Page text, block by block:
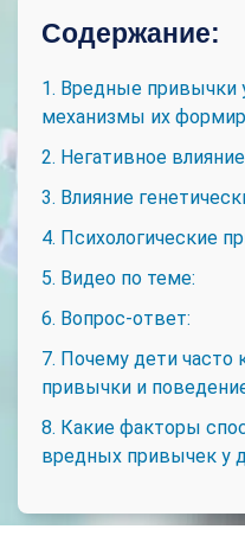
Содержание:
1. Вредные привычки
механизмы их
2. Негативное
3. Влияние
4. Психологические
5. Видео по теме:
6. Вопрос-ответ:
7. Почему дети
привычки и
8. Какие факторы
вредных привычек у